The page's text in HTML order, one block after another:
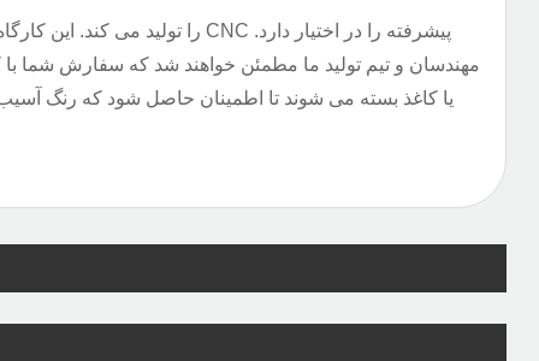
مهندسان و تیم تولید ما مطمئن خواهند شد که سفارش شما
یا کاغذ بسته می شوند تا اطمینان حاصل شود که رنگ